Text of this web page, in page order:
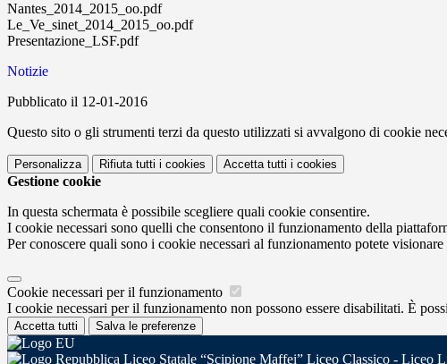
Nantes_2014_2015_oo.pdf
Le_Ve_sinet_2014_2015_oo.pdf
Presentazione_LSF.pdf
Notizie
Pubblicato il 12-01-2016
Questo sito o gli strumenti terzi da questo utilizzati si avvalgono di cookie
Personalizza Rifiuta tutti i cookies Accetta tutti i cookies
Gestione cookie
In questa schermata è possibile scegliere quali cookie consentire.
I cookie necessari sono quelli che consentono il funzionamento della
Per conoscere quali sono i cookie necessari al funzionamento potete visionare
Cookie necessari per il funzionamento
I cookie necessari per il funzionamento non possono essere disabilitati. È
Accetta tutti Salva le preferenze
Liceo Statale “Scipione Maffei” Liceo Classico - Liceo